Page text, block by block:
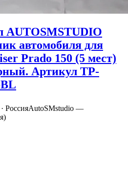
AUTOSMSTUDIO
автомобиля для
Prado 150 (5 мест)
Артикул TP-
РоссияAutoSMstudio —